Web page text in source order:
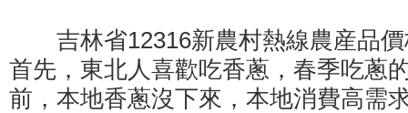
吉林省12316新農村熱線農産品價
首先，東北人喜歡吃香蔥，春季吃蔥
前，本地香蔥沒下來，本地消費高需